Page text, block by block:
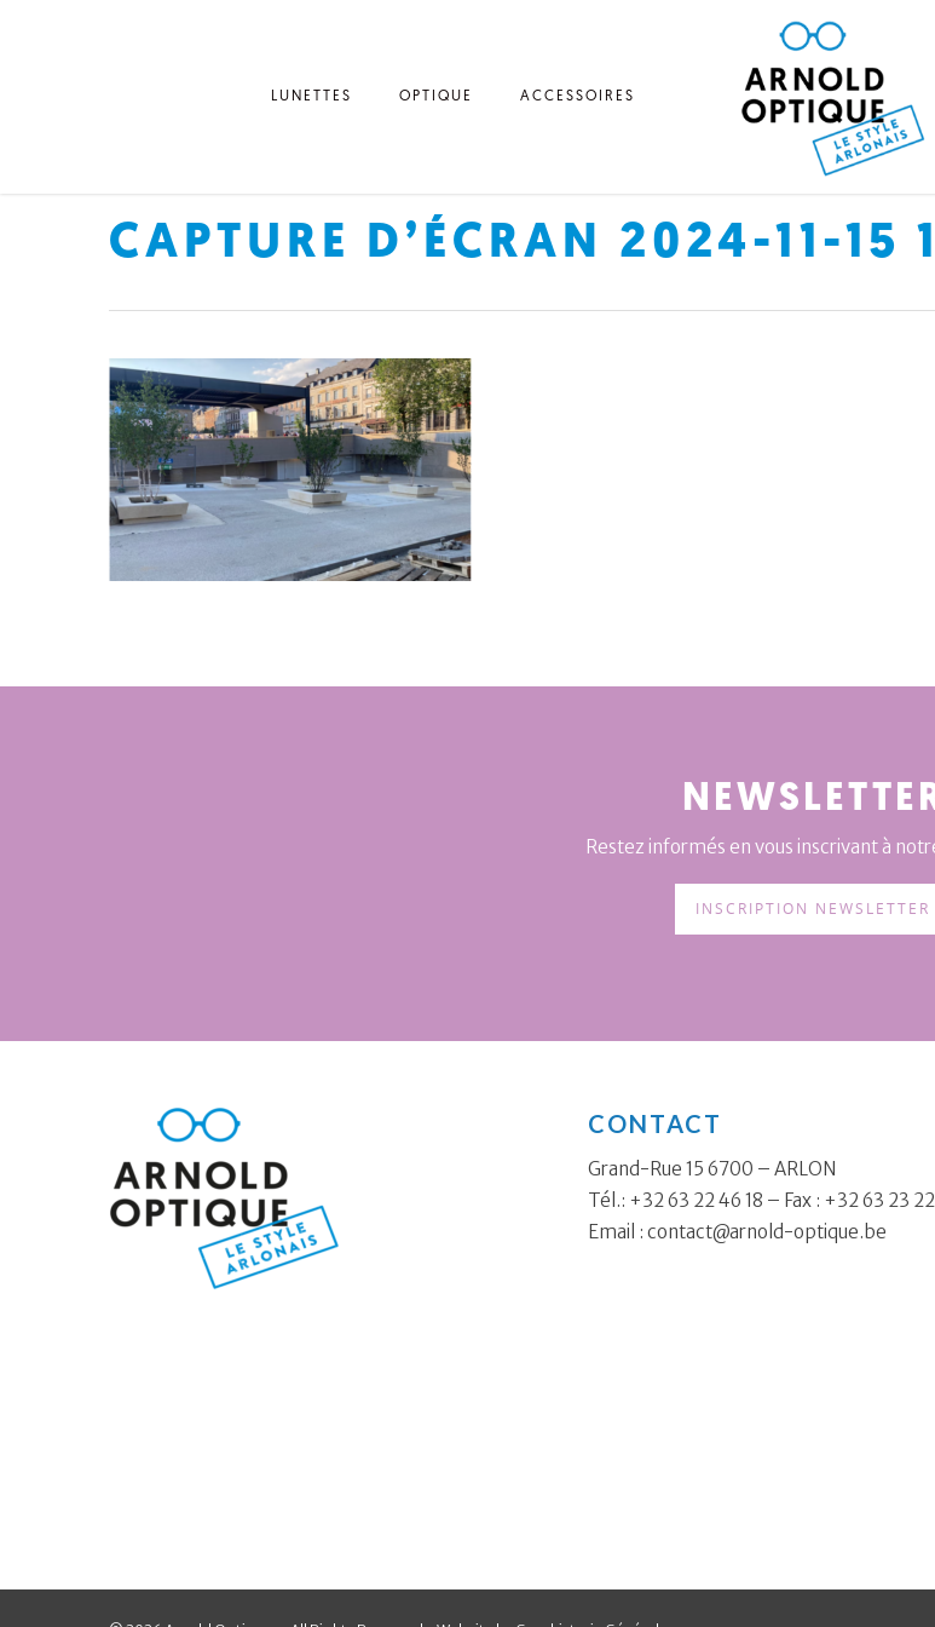
LUNETTES OPTIQUE ACCESSOIRES
CAPTURE D’ÉCRAN 2024-11-15
Restez informés en vous inscrivant à
INSCRIPTION NEWSLETTER
CONTACT
Grand-Rue 15 6700 – ARLON
Tél.: +32 63 22 46 18 – Fax : +32 63 23
Email : contact@arnold-optique.be